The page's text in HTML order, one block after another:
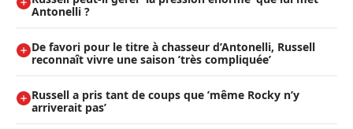
Antonelli ?
De favori pour le titre à chasseur d’Antonelli, Russell
reconnaît vivre une saison ’très compliquée’
Russell a pris tant de coups que ’même Rocky n’y
arriverait pas’